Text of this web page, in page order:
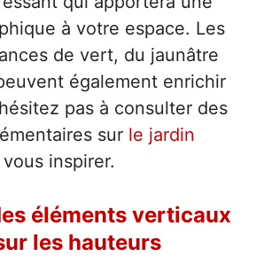
à votre espace. Les
de vert, du jaunâtre
également enrichir
pas à consulter des
sur le jardin
inspirer.
éléments verticaux
les hauteurs